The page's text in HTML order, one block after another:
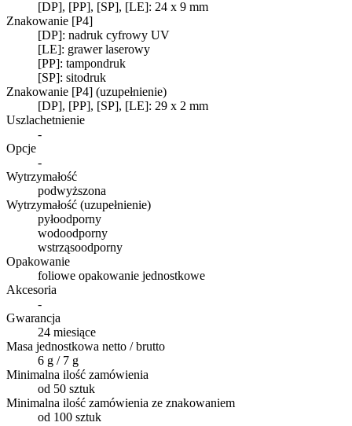
[DP], [PP], [SP], [LE]: 24 x 9 mm
Znakowanie [P4]
[DP]: nadruk cyfrowy UV
[LE]: grawer laserowy
[PP]: tampondruk
[SP]: sitodruk
Znakowanie [P4] (uzupełnienie)
[DP], [PP], [SP], [LE]: 29 x 2 mm
Uszlachetnienie
-
Opcje
-
Wytrzymałość
podwyższona
Wytrzymałość (uzupełnienie)
pyłoodporny
wodoodporny
wstrząsoodporny
Opakowanie
foliowe opakowanie jednostkowe
Akcesoria
-
Gwarancja
24 miesiące
Masa jednostkowa netto / brutto
6 g / 7 g
Minimalna ilość zamówienia
od 50 sztuk
Minimalna ilość zamówienia ze znakowaniem
od 100 sztuk